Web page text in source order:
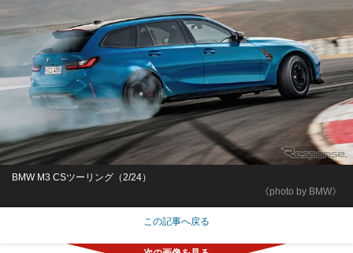
《photo by BMW》
BMW M3 CSツーリング（2/24）
この記事へ戻る